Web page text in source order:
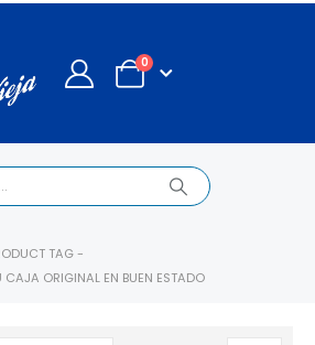
0
TAG -
ORIGINAL EN BUEN ESTADO